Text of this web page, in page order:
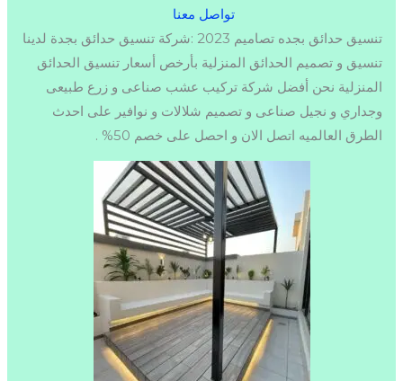
تواصل معنا
تنسيق حدائق بجده تصاميم 2023 :شركة تنسيق حدائق بجدة لدينا
تنسيق و تصميم الحدائق المنزلية بأرخص أسعار تنسيق الحدائق
المنزلية نحن أفضل شركة تركيب عشب صناعى و زرع طبيعى
وجداري و نجيل صناعى و تصميم شلالات و نوافير على احدث
الطرق العالميه اتصل الان و احصل على خصم 50% .